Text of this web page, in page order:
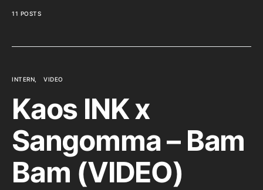
11 POSTS
INTERN VIDEO
Kaos INK x
Sangomma – Bam
Bam (VIDEO)